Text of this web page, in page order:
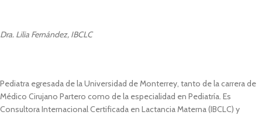
Dra. Lilia Fernández, IBCLC
Pediatra egresada de la Universidad de Monterrey, tanto de la carrera de
Médico Cirujano Partero como de la especialidad en Pediatría. Es
Consultora Internacional Certificada en Lactancia Materna (IBCLC) y